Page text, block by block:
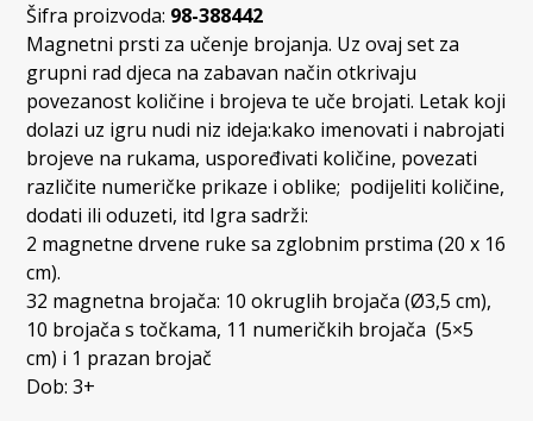
Šifra proizvoda: 98-388442
Magnetni prsti za učenje brojanja. Uz ovaj set za
grupni rad djeca na zabavan način otkrivaju
povezanost količine i brojeva te uče brojati. Letak koji
dolazi uz igru nudi niz ideja:kako imenovati i nabrojati
brojeve na rukama, uspoređivati ​​količine, povezati
različite numeričke prikaze i oblike; podijeliti količine,
dodati ili oduzeti, itd Igra sadrži:
2 magnetne drvene ruke sa zglobnim prstima (20 x 16
cm).
32 magnetna brojača: 10 okruglih brojača (Ø3,5 cm),
10 brojača s točkama, 11 numeričkih brojača (5×5
cm) i 1 prazan brojač
Dob: 3+